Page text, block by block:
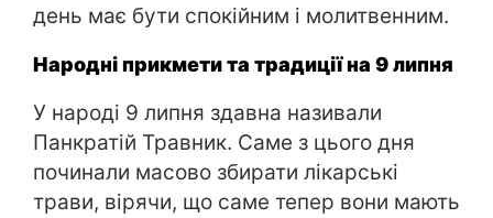
день має бути спокійним і молитвенним.
Народні прикмети та традиції на 9 липня
У народі 9 липня здавна називали
Панкратій Травник. Саме з цього дня
починали масово збирати лікарські
трави, вірячи, що саме тепер вони мають